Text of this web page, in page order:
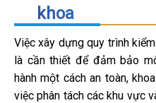
khoa
Việc xây dựng quy trình
là cần thiết để đảm bảo
hành một cách an toàn,
việc phân tách các khu vực